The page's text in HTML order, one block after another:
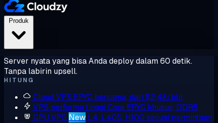
Server nyata yang bisa Anda deploy dalam 60 detik.
Tanpa labirin upsell.
HITUNG
Cloud VPS EPYC bersama, dari $2,48/bln
VPS performa tinggi Core EPYC khusus, DDR5
GPU VPS New L4, L40S, H100 sesuai permintaan